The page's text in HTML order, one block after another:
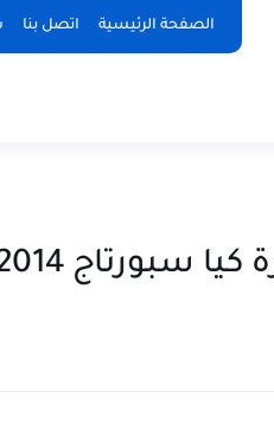
الصفحة الرئيسية اتصل بنا
سبورتاج 2014